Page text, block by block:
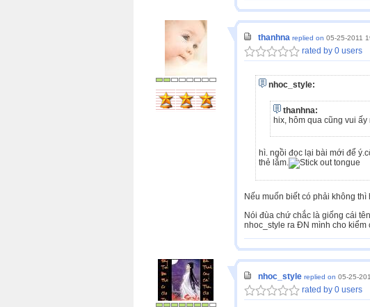
thanhna replied on 05-25-2011
rated by 0 users
nhoc_style:
thanhna:
hix, hôm qua cũng vui
hì. ngồi đọc lại bài mới để
thẻ lắm.
Nếu muốn biết có phải không
Nói đùa chứ chắc là giống cái
nhoc_style ra ĐN mình cho kiểm
nhoc_style replied on 05-25-
rated by 0 users